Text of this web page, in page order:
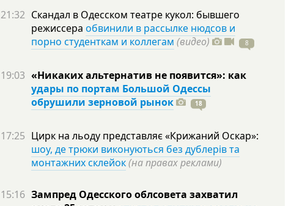
21:32 Скандал в Одесском театре кукол: бывшего
режиссера обвинили в рассылке нюдсов и
порно студенткам и коллегам (видео) 8
19:03 «Никаких альтернатив не появится»: как
удары по портам Большой Одессы
обрушили зерновой рынок
18
17:25 Цирк на льоду представляє «Крижаний Оскар»:
шоу, де трюки виконуються без дублерів та
монтажних склейок(на правах реклами)
15:16 Зампред Одесского облсовета захватил